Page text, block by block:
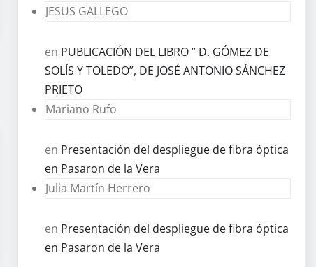
JESUS GALLEGO
en PUBLICACIÓN DEL LIBRO ” D. GÓMEZ DE
SOLÍS Y TOLEDO”, DE JOSÉ ANTONIO SÁNCHEZ
PRIETO
Mariano Rufo
en Presentación del despliegue de fibra óptica
en Pasaron de la Vera
Julia Martín Herrero
en Presentación del despliegue de fibra óptica
en Pasaron de la Vera